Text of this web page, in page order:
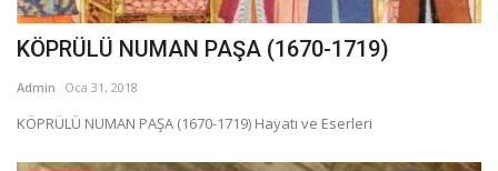
KÖPRÜLÜ NUMAN PAŞA (1670-1719)
Admin Oca 31, 2018
KÖPRÜLÜ NUMAN PAŞA (1670-1719) Hayatı ve Eserleri